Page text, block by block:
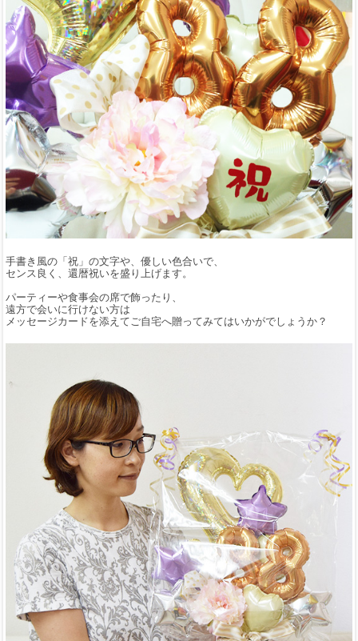
手書き風の「祝」の文字や、優しい色合いで、
センス良く、還暦祝いを盛り上げます。
パーティーや食事会の席で飾ったり、
遠方で会いに行けない方は
メッセージカードを添えてご自宅へ贈ってみてはいかがでしょうか？